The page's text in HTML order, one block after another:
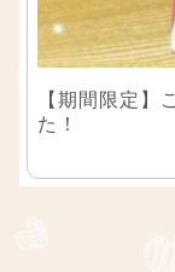
【期間限定】
た！